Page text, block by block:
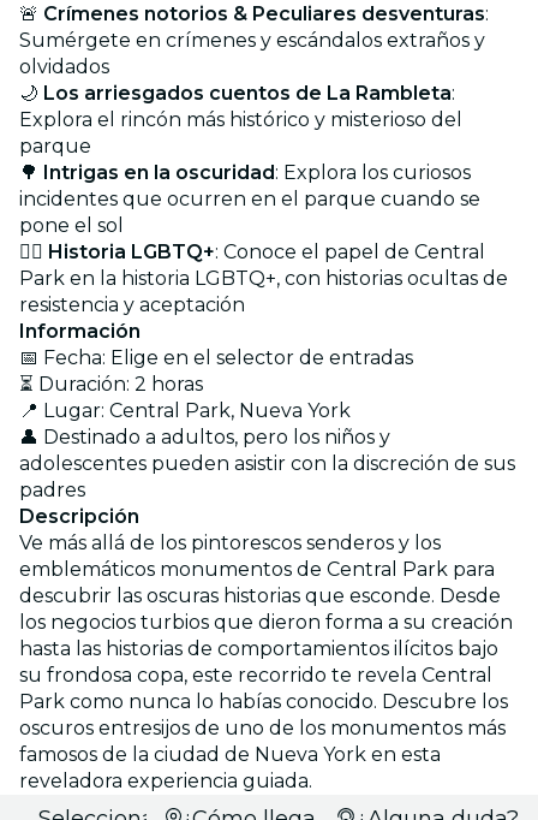
🚨 Crímenes notorios & Peculiares desventuras:
Sumérgete en crímenes y escándalos extraños y
olvidados
🌙 Los arriesgados cuentos de La Rambleta:
Explora el rincón más histórico y misterioso del
parque
🌳 Intrigas en la oscuridad: Explora los curiosos
incidentes que ocurren en el parque cuando se
pone el sol
🏳️‍🌈 Historia LGBTQ+: Conoce el papel de Central
Park en la historia LGBTQ+, con historias ocultas de
resistencia y aceptación
Información
📅 Fecha: Elige en el selector de entradas
⏳ Duración: 2 horas
📍 Lugar: Central Park, Nueva York
👤 Destinado a adultos, pero los niños y
adolescentes pueden asistir con la discreción de sus
padres
Descripción
Ve más allá de los pintorescos senderos y los
emblemáticos monumentos de Central Park para
descubrir las oscuras historias que esconde. Desde
los negocios turbios que dieron forma a su creación
hasta las historias de comportamientos ilícitos bajo
su frondosa copa, este recorrido te revela Central
Park como nunca lo habías conocido. Descubre los
oscuros entresijos de uno de los monumentos más
famosos de la ciudad de Nueva York en esta
reveladora experiencia guiada.